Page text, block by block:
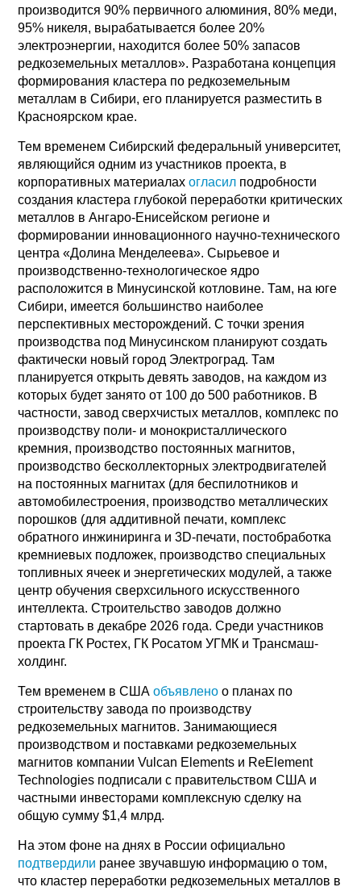
производится 90% первичного алюминия, 80% меди,
95% никеля, вырабатывается более 20%
электроэнергии, находится более 50% запасов
редкоземельных металлов». Разработана концепция
формирования кластера по редкоземельным
металлам в Сибири, его планируется разместить в
Красноярском крае.
Тем временем Сибирский федеральный университет,
являющийся одним из участников проекта, в
корпоративных материалахогласил подробности
создания кластера глубокой переработки критических
металлов в Ангаро-Енисейском регионе и
формировании инновационного научно-технического
центра «Долина Менделеева». Сырьевое и
производственно-технологическое ядро
расположится в Минусинской котловине. Там, на юге
Сибири, имеется большинство наиболее
перспективных месторождений. С точки зрения
производства под Минусинском планируют создать
фактически новый город Электроград. Там
планируется открыть девять заводов, на каждом из
которых будет занято от 100 до 500 работников. В
частности, завод сверхчистых металлов, комплекс по
производству поли- и монокристаллического
кремния, производство постоянных магнитов,
производство бесколлекторных электродвигателей
на постоянных магнитах (для беспилотников и
автомобилестроения, производство металлических
порошков (для аддитивной печати, комплекс
обратного инжиниринга и 3D-печати, постобработка
кремниевых подложек, производство специальных
топливных ячеек и энергетических модулей, а также
центр обучения сверхсильного искусственного
интеллекта. Строительство заводов должно
стартовать в декабре 2026 года. Среди участников
проекта ГК Ростех, ГК Росатом УГМК и Трансмаш-
холдинг.
Тем временем в СШАобъявлено о планах по
строительству завода по производству
редкоземельных магнитов. Занимающиеся
производством и поставками редкоземельных
магнитов компании Vulcan Elements и ReElement
Technologies подписали с правительством США и
частными инвесторами комплексную сделку на
общую сумму $1,4 млрд.
На этом фоне на днях в России официально
подтвердили ранее звучавшую информацию о том,
что кластер переработки редкоземельных металлов в